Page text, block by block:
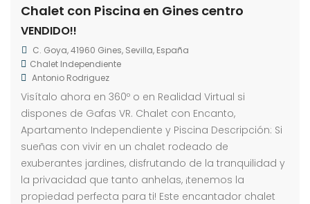
Chalet con Piscina en Gines centro
VENDIDO!!
C. Goya, 41960 Gines, Sevilla, España
Chalet Independiente
Antonio Rodriguez
Visítalo ahora en 360º o en Realidad Virtual si
dispones de Gafas VR. Chalet con Encanto,
Apartamento Independiente y Piscina Descripción: Si
sueñas con vivir en un chalet rodeado de
exuberantes jardines, disfrutando de la tranquilidad y
la privacidad que tanto anhelas, ¡tenemos la
propiedad perfecta para ti! Este encantador chalet